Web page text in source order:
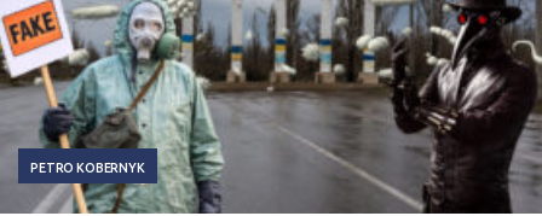
PETRO KOBERNYK